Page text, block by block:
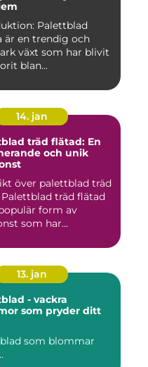
Palettblad
är en trendig och
växt som har blivit
blan...
14. jan
träd flätad: En
och unik
över palettblad träd
form av
som har...
13. jan
- vackra
som pryder ditt
som blommar
...